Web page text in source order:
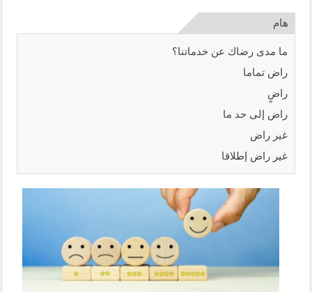
ما مدى رضاك عن خدماتنا؟
راض تماما
راضٍ
راض إلى حد ما
غير راض
غير راض إطلاقا